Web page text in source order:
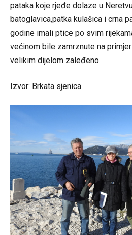
pataka koje rjeđe dolaze u
batoglavica,patka kulašica i crna
godine imali ptice po svim
većinom bile zamrznute na
velikim dijelom zaleđeno.
Izvor: Brkata sjenica